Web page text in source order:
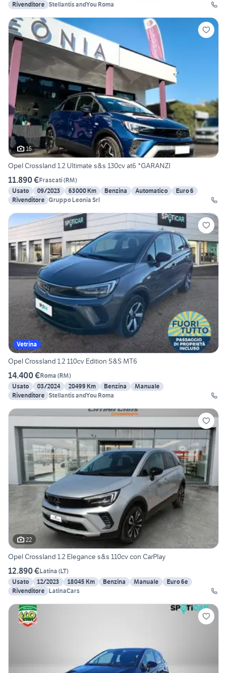
Rivenditore Stellantis andYou Roma
16
Opel Crossland 1.2 Ultimate s&s 130cv at6 *GARANZI
11.890 €Frascati(RM)
Usato
09/2023 63000 Km Benzina Automatico
Euro 6
Rivenditore Gruppo Leonia Srl
Vetrina
Opel Crossland 1.2 110cv Edition S&S MT6
14.400 €Roma (RM)
Usato
03/2024 20499 Km Benzina
Manuale
Rivenditore Stellantis andYou Roma
22
Opel Crossland 1.2 Elegance s&s 110cv con CarPlay
12.890 €Latina (LT)
Usato
12/2023 18045 Km Benzina Manuale
Euro 6e
Rivenditore LatinaCars